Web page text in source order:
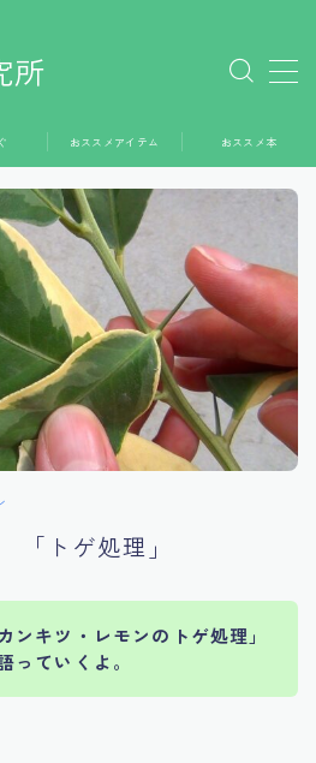
所
おススメアイテム おススメ本
トゲ処理」
ンキツ・レモンのトゲ処理」
っていくよ。